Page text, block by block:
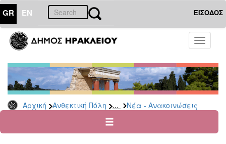
GR EN ΕΙΣΟΔΟΣ
Toggle
Αρχική Ανθεκτική Πόλη ... Νέα - Ανακοινώσεις
ΑΝΘΕΚΤΙΚΗ
ΠΟΛΗ
Κοινωνική
Πολιτική
Νέα
Ανακοινώσεις